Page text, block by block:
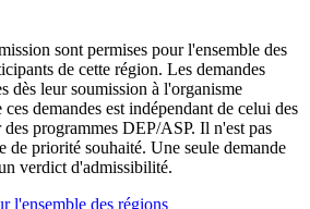
sont permises pour l'ensemble des
de cette région. Les demandes
dès leur soumission à l'organisme
demandes est indépendant de celui des
des programmes DEP/ASP. Il n'est pas
de priorité souhaité. Une seule demande
verdict d'admissibilité.
l'ensemble des régions